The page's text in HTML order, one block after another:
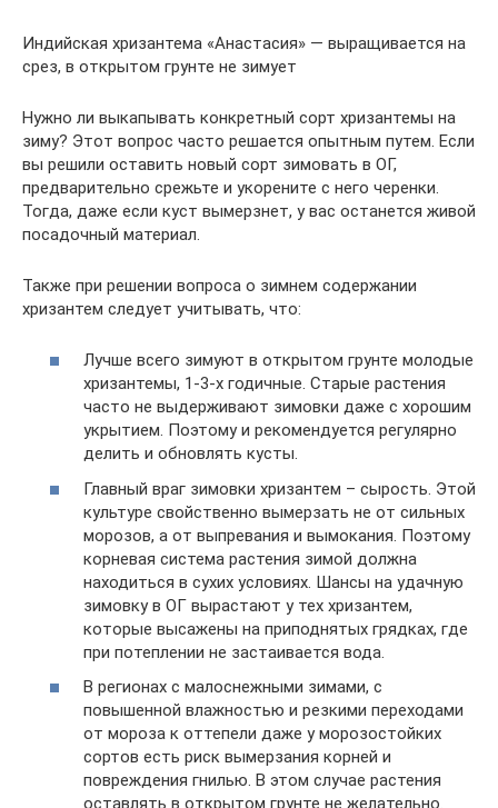
Индийская хризантема «Анастасия» — выращивается на
срез, в открытом грунте не зимует
Нужно ли выкапывать конкретный сорт хризантемы на
зиму? Этот вопрос часто решается опытным путем. Если
вы решили оставить новый сорт зимовать в ОГ,
предварительно срежьте и укорените с него черенки.
Тогда, даже если куст вымерзнет, у вас останется живой
посадочный материал.
Также при решении вопроса о зимнем содержании
хризантем следует учитывать, что:
Лучше всего зимуют в открытом грунте молодые
хризантемы, 1-3-х годичные. Старые растения
часто не выдерживают зимовки даже с хорошим
укрытием. Поэтому и рекомендуется регулярно
делить и обновлять кусты.
Главный враг зимовки хризантем – сырость. Этой
культуре свойственно вымерзать не от сильных
морозов, а от выпревания и вымокания. Поэтому
корневая система растения зимой должна
находиться в сухих условиях. Шансы на удачную
зимовку в ОГ вырастают у тех хризантем,
которые высажены на приподнятых грядках, где
при потеплении не застаивается вода.
В регионах с малоснежными зимами, с
повышенной влажностью и резкими переходами
от мороза к оттепели даже у морозостойких
сортов есть риск вымерзания корней и
повреждения гнилью. В этом случае растения
оставлять в открытом грунте не желательно.